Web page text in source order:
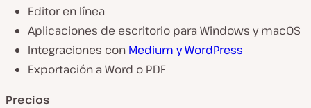
Editor en línea
Aplicaciones de escritorio para Windows y macOS
Integraciones con Medium y WordPress
Exportación a Word o PDF
Precios